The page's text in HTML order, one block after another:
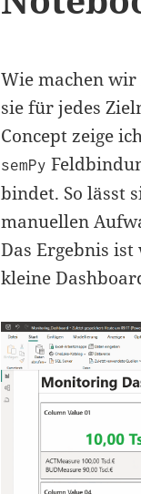
Wie machen
sie für jedes
Concept zeige
semPy
bindet. So lässt
manuellen
Das Ergebnis
kleine